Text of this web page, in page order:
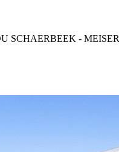
SCHAERBEEK - MEISER